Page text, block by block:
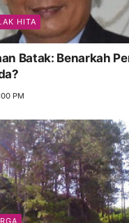
HITA
Batak: Benarkah
PM